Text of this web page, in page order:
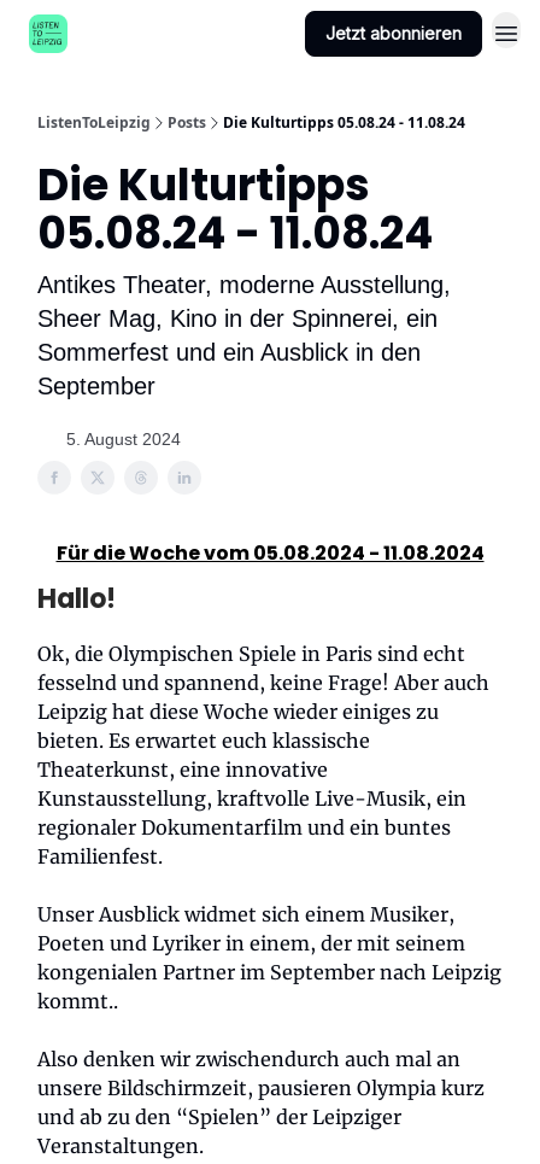
Jetzt abonnieren
ListenToLeipzig Posts Die Kulturtipps 05.08.24 - 11.08.24
Die Kulturtipps
05.08.24 - 11.08.24
Antikes Theater, moderne Ausstellung,
Sheer Mag, Kino in der Spinnerei, ein
Sommerfest und ein Ausblick in den
September
5. August 2024
Für die Woche vom 05.08.2024 - 11.08.2024
Hallo!
Ok, die Olympischen Spiele in Paris sind echt
fesselnd und spannend, keine Frage! Aber auch
Leipzig hat diese Woche wieder einiges zu
bieten. Es erwartet euch klassische
Theaterkunst, eine innovative
Kunstausstellung, kraftvolle Live-Musik, ein
regionaler Dokumentarfilm und ein buntes
Familienfest.
Unser Ausblick widmet sich einem Musiker,
Poeten und Lyriker in einem, der mit seinem
kongenialen Partner im September nach Leipzig
kommt..
Also denken wir zwischendurch auch mal an
unsere Bildschirmzeit, pausieren Olympia kurz
und ab zu den “Spielen” der Leipziger
Veranstaltungen.